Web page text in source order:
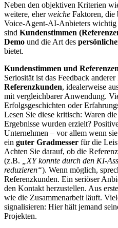
Neben den objektiven Kriterien
weitere, eherweiche Faktoren, die
Voice-Agent-AI-Anbieters wichtig
sind Kundenstimmen
Demo und die Art des
bietet.
Kundenstimmen und
Seriosität ist das Feedback
Referenzkunden, idealerweise
mit vergleichbarer Anwendung.
Erfolgsgeschichten oder
Lesen Sie diese kritisch: Waren
Ergebnisse wurden erzielt?
Unternehmen – vor allem wenn
ein guter Gradmesser für die
Achten Sie darauf, ob die
(z.B.
„XY konnte durch den KI-
reduzieren“). Wenn möglich,
Referenzkunden. Ein seriöser
den Kontakt herzustellen. Aus
wie die Zusammenarbeit läuft.
signalisieren: Hier hält jemand
Projekten.